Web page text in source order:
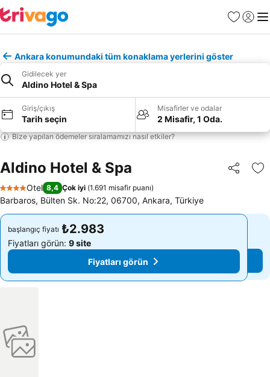
Favoriler
Giriş
Ankara konumundaki tüm konaklama yerlerini göster
Gidilecek yer
Aldino Hotel & Spa
Giriş/çıkış
Tarih seçin
Misafirler ve odalar
2 Misafir, 1 Oda.
Bize yapılan ödemeler sıralamamızı nasıl etkiler?
Aldino Hotel & Spa Paylaş
4 Yıldız
Otel 8,4 Çok iyi (1.691 misafir puanı)
Barbaros, Bülten Sk. No:22, 06700, Ankara, Türkiye
başlangıç fiyatı ₺2.983
Fiyatları görün: 9 site
Fiyatları görün
başlangıç fiyatı ₺2.983
Fiyatları görün: 9 site
Fiyatları görün